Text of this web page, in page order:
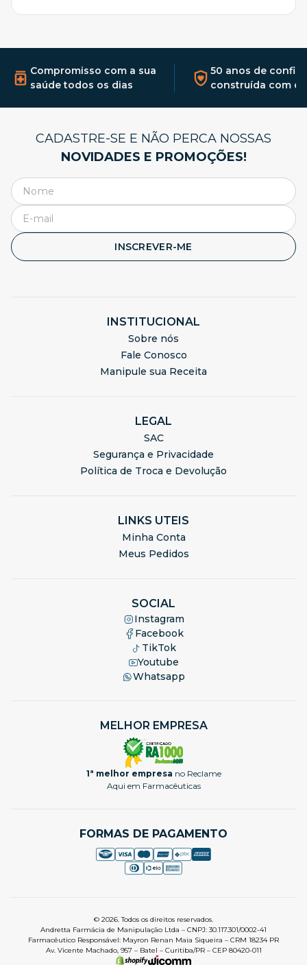
Compromisso com a sua
saúde todos os dias
50 anos de
construída com
CADASTRE-SE E NÃO PERCA NOSSAS
NOVIDADES E PROMOÇÕES!
INSCREVER-ME
INSTITUCIONAL
Sobre nós
Fale Conosco
Manipule sua Receita
LEGAL
SAC
Segurança e Privacidade
Política de Troca e Devolução
LINKS UTEIS
Minha Conta
Meus Pedidos
SOCIAL
Instagram
Facebook
TikTok
Youtube
Whatsapp
MELHOR EMPRESA
1ª melhor empresa no Reclame
Aqui em Farmacêuticas
FORMAS DE PAGAMENTO
© 2026. Todos os direitos reservados.
Andretta Farmácia de Manipulação Ltda – CNPJ: 30.117.301/0002-41
Farmacêutico Responsável: Mayron Renan Maia Siqueira – CRM 18234 PR
Av. Vicente Machado, 957 – Batel – Curitiba/PR – CEP 80420-011